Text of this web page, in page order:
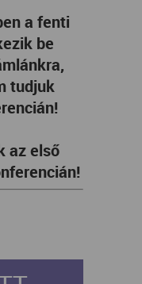
a fenti
be
tudjuk
az első